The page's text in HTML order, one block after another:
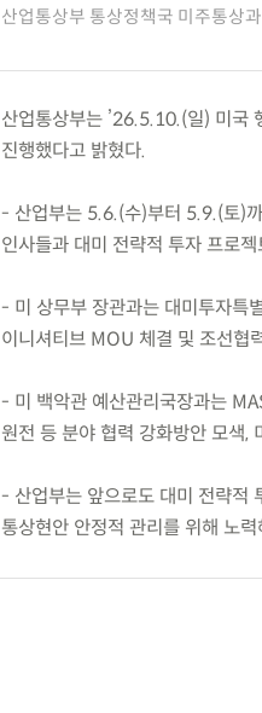
산업통상부 통상정책국 미주통상과
산업통상부는 ’26.5.10.(일) 미국
진행했다고 밝혔다.
- 산업부는 5.6.(수)부터 5.9.(토)
인사들과 대미 전략적 투자 프로
- 미 상무부 장관과는 대미투자특
이니셔티브 MOU 체결 및 조선협
- 미 백악관 예산관리국장과는
원전 등 분야 협력 강화방안 모색,
- 산업부는 앞으로도 대미 전략적
통상현안 안정적 관리를 위해 노